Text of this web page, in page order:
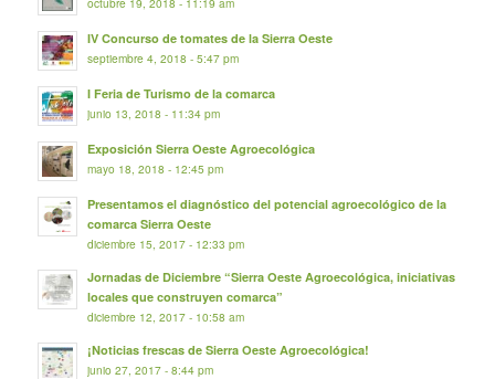
IV Concurso de tomates de la Sierra Oeste
septiembre 4, 2018 - 5:47 pm
I Feria de Turismo de la comarca
junio 13, 2018 - 11:34 pm
Exposición Sierra Oeste Agroecológica
mayo 18, 2018 - 12:45 pm
Presentamos el diagnóstico del potencial agroecológico de la
comarca Sierra Oeste
diciembre 15, 2017 - 12:33 pm
Jornadas de Diciembre “Sierra Oeste Agroecológica, iniciativas
locales que construyen comarca”
diciembre 12, 2017 - 10:58 am
¡Noticias frescas de Sierra Oeste Agroecológica!
junio 27, 2017 - 8:44 pm